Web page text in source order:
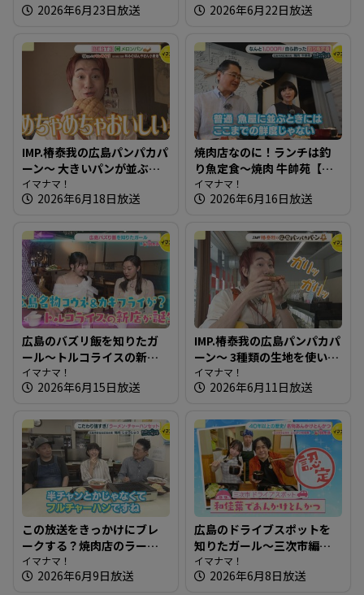
まにはそとランチ】
2026年6月23日放送
できる店を知りたガール
2026年6月22日放送
IMP.椿泰我の広島パンパカパ
ーン～ 大きいパンが並ぶ！
子どもに大人気の愛され店
イマナマ！
2026年6月18日放送
焼肉店なのに！ランチは釣
り魚定食～焼肉 牛帥苑【た
まにはそとランチ】
イマナマ！
2026年6月16日放送
広島のバズリ飯を知りたガ
ール～トルコライスの新店
＆360度カメラ完備の最新カ
フェ 【街ネタ！知りたガー
イマナマ！
2026年6月15日放送
IMP.椿泰我の広島パンパカパ
ーン～ 3種類の生地を使い分
けるベーグル専門店
イマナマ！
2026年6月11日放送
この放送をきっかけにブレ
ークする？焼肉店のラーメ
ンチャーハンセット～焼肉
じゅうじゅう【たまにはそ
イマナマ！
2026年6月9日放送
広島のドライブスポットを
知りたガール～三次市編
【街ネタ！知りたガール】
イマナマ！
2026年6月8日放送